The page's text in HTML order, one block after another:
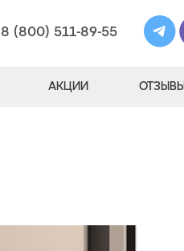
8 (800) 511-89-55
АКЦИИ ОТЗЫВЫ